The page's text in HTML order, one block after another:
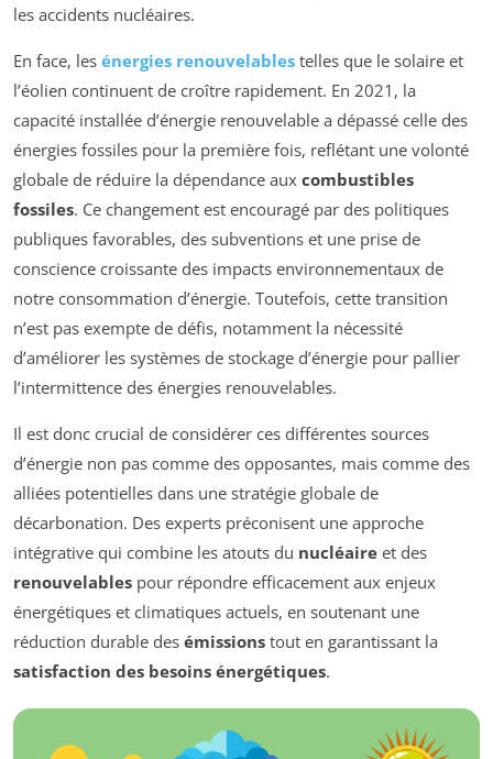
les accidents nucléaires.
En face, les énergies renouvelables telles que le solaire et
l’éolien continuent de croître rapidement. En 2021, la
capacité installée d’énergie renouvelable a dépassé celle des
énergies fossiles pour la première fois, reflétant une volonté
globale de réduire la dépendance aux combustibles
fossiles. Ce changement est encouragé par des politiques
publiques favorables, des subventions et une prise de
conscience croissante des impacts environnementaux de
notre consommation d’énergie. Toutefois, cette transition
n’est pas exempte de défis, notamment la nécessité
d’améliorer les systèmes de stockage d’énergie pour pallier
l’intermittence des énergies renouvelables.
Il est donc crucial de considérer ces différentes sources
d’énergie non pas comme des opposantes, mais comme des
alliées potentielles dans une stratégie globale de
décarbonation. Des experts préconisent une approche
intégrative qui combine les atouts du nucléaire et des
renouvelables pour répondre efficacement aux enjeux
énergétiques et climatiques actuels, en soutenant une
réduction durable des émissions tout en garantissant la
satisfaction des besoins énergétiques.